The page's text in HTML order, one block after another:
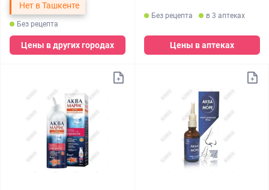
Нет в Ташкенте
Без рецепта
Цены в других городах
Без рецепта в 3 аптеках
Цены в аптеках